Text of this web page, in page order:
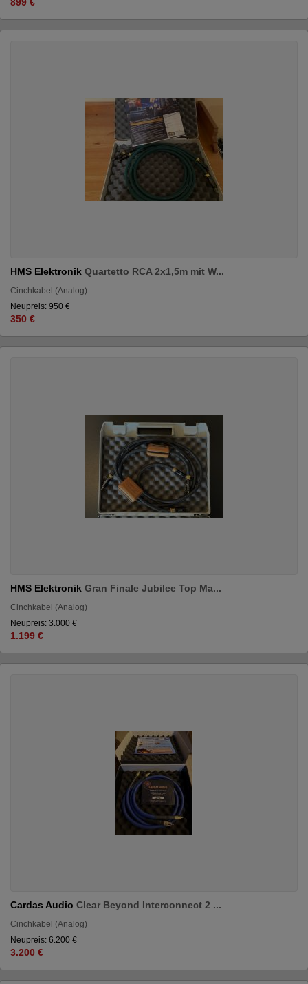
HMS Elektronik Quartetto RCA 2x1,5m mit W...
Cinchkabel (Analog)
Neupreis: 950 €
350 €
HMS Elektronik Gran Finale Jubilee Top Ma...
Cinchkabel (Analog)
Neupreis: 3.000 €
1.199 €
Cardas Audio Clear Beyond Interconnect 2 ...
Cinchkabel (Analog)
Neupreis: 6.200 €
3.200 €